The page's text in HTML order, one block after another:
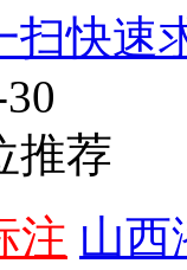
扫快速
推荐
注 山西